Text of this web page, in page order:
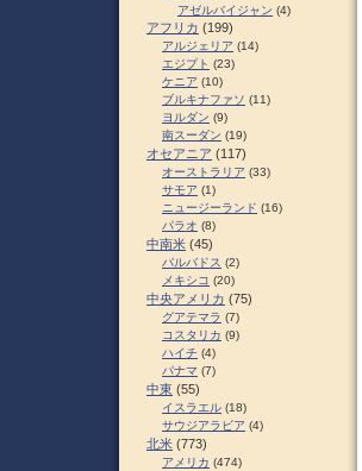
アゼルバイジャン (4)
アフリカ (199)
アルジェリア (14)
エジプト (23)
ケニア (10)
ブルキナファソ (11)
ヨルダン (9)
南スーダン (19)
オセアニア (117)
オーストラリア (33)
サモア (1)
ニュージーランド (16)
パラオ (8)
中南米 (45)
バルバドス (2)
メキシコ (20)
中央アメリカ (75)
グアテマラ (7)
コスタリカ (9)
ハイチ (4)
パナマ (7)
中東 (55)
イスラエル (18)
サウジアラビア (4)
北米 (773)
アメリカ (474)